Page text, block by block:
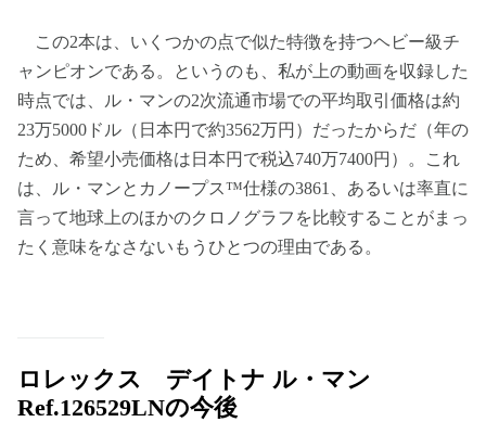
この2本は、いくつかの点で似た特徴を持つヘビー級チ
ャンピオンである。というのも、私が上の動画を収録した
時点では、ル・マンの2次流通市場での平均取引価格は約
23万5000ドル（日本円で約3562万円）だったからだ（年の
ため、希望小売価格は日本円で税込740万7400円）。これ
は、ル・マンとカノープス™仕様の3861、あるいは率直に
言って地球上のほかのクロノグラフを比較することがまっ
たく意味をなさないもうひとつの理由である。
ロレックス デイトナ ル・マン
Ref.126529LNの今後